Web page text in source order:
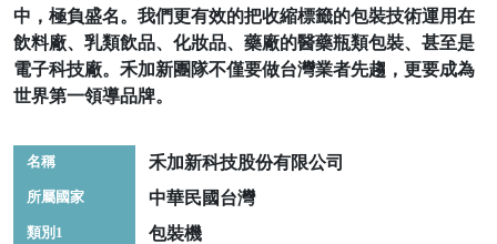
中，極負盛名。我們更有效的把收縮標籤的包裝技術運用在
飲料廠、乳類飲品、化妝品、藥廠的醫藥瓶類包裝、甚至是
電子科技廠。禾加新團隊不僅要做台灣業者先趨，更要成為
世界第一領導品牌。
名稱 禾加新科技股份有限公司
所屬國家 中華民國台灣
類別1 包裝機